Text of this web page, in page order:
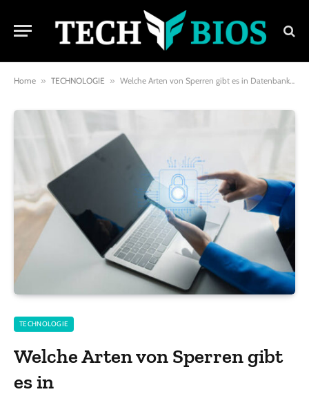
Home » TECHNOLOGIE » Welche Arten von Sperren gibt es in Datenbankverwaltungssystemen? – Einfach erklärt!
TECHNOLOGIE
Welche Arten von Sperren gibt
es in